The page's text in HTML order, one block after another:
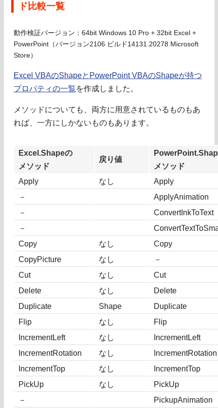
ド比較一覧
動作検証バージョン：64bit Windows 10 Pro + 32bit Excel +
PowerPoint（バージョン2106 ビルド14131.20278 Microsoft
Store）
Excel VBAのShapeとPowerPoint VBAのShapeが持つ
プロパティの一覧を作成しました。
メソッドについても、両方に用意されているものもあ
れば、一方にしかないものもあります。
Excel.Shapeの
メソッド
戻り値
メソッド
Apply
なし
Apply
－
ApplyAnimation
－
ConvertInkToText
－
Copy
なし
Copy
CopyPicture
なし
－
Cut
なし
Cut
Delete
なし
Delete
Duplicate
Shape
Duplicate
Flip
なし
Flip
IncrementLeft
なし
IncrementLeft
IncrementRotation
なし
IncrementRotation
IncrementTop
なし
IncrementTop
PickUp
なし
PickUp
－
PickupAnimation